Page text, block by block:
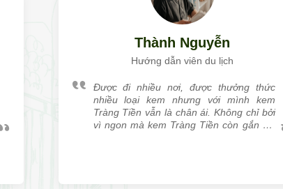
Thành Nguyễn
Hướng dẫn viên du lịch
Được đi nhiều nơi, được thưởng thức
nhiều loại kem nhưng với mình kem
Tràng Tiền vẫn là chân ái. Không chỉ bởi
vì ngon mà kem Tràng Tiền còn gắn với